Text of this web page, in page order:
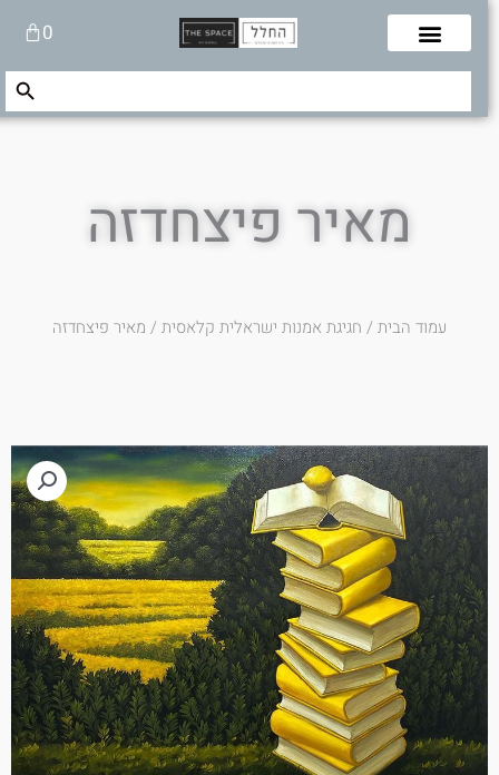
0עגלת
קניות
Search
Search Button
מאיר פיצחדזה
עמוד הבית/חגיגת אמנות ישראלית קלאסית/ מאיר פיצחדזה